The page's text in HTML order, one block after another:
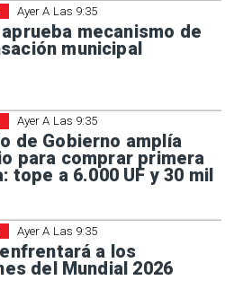
Ayer A Las 9:35
mecanismo de
municipal
Ayer A Las 9:35
de Gobierno amplía
para comprar primera
tope a 6.000 UF y 30 mil
Ayer A Las 9:35
enfrentará a los
del Mundial 2026